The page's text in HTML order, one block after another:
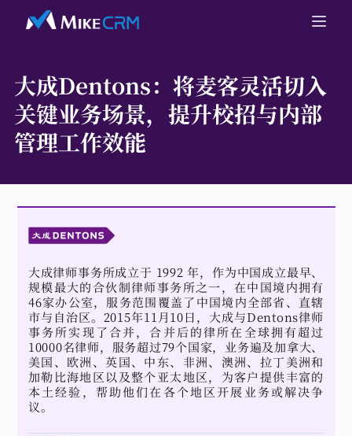
大成Dentons： 将麦客灵活切入
关键业务场景，提升校招与内部
管理工作效能
大成律师事务所成立于 1992 年，作为中国成立最早、
规模最大的合伙制律师事务所之一，在中国境内拥有
46家办公室，服务范围覆盖了中国境内全部省、直辖
市与自治区。2015年11月10日，大成与Dentons律师
事务所实现了合并，合并后的律所在全球拥有超过
10000名律师，服务超过79个国家，业务遍及加拿大、
美国、欧洲、英国、中东、非洲、澳洲、拉丁美洲和
加勒比海地区以及整个亚太地区，为客户提供丰富的
本土经验，帮助他们在各个地区开展业务或解决争
议。